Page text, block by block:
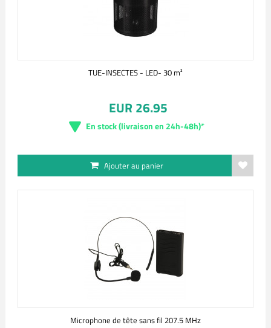
TUE-INSECTES - LED- 30 m²
EUR 26.95
En stock (livraison en 24h-48h)*
Ajouter au panier
Microphone de tête sans fil 207.5 MHz